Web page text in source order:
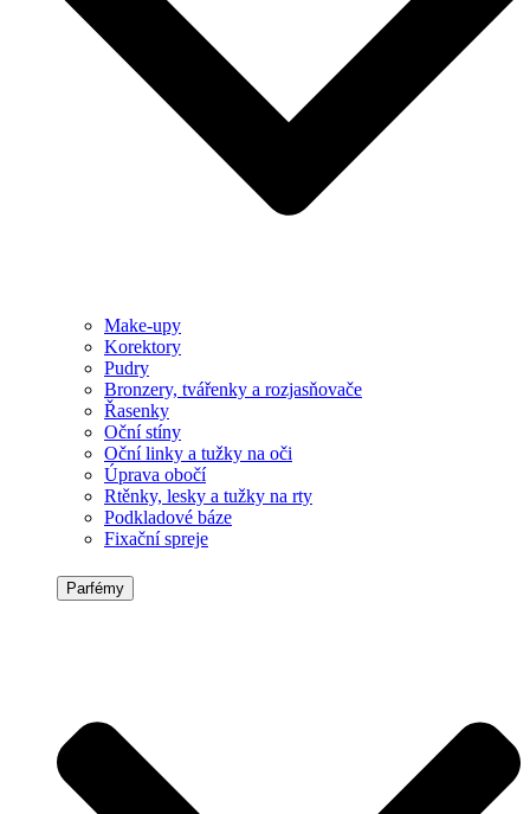
Make-upy
Korektory
Pudry
Bronzery, tvářenky a rozjasňovače
Řasenky
Oční stíny
Oční linky a tužky na oči
Úprava obočí
Rtěnky, lesky a tužky na rty
Podkladové báze
Fixační spreje
Parfémy